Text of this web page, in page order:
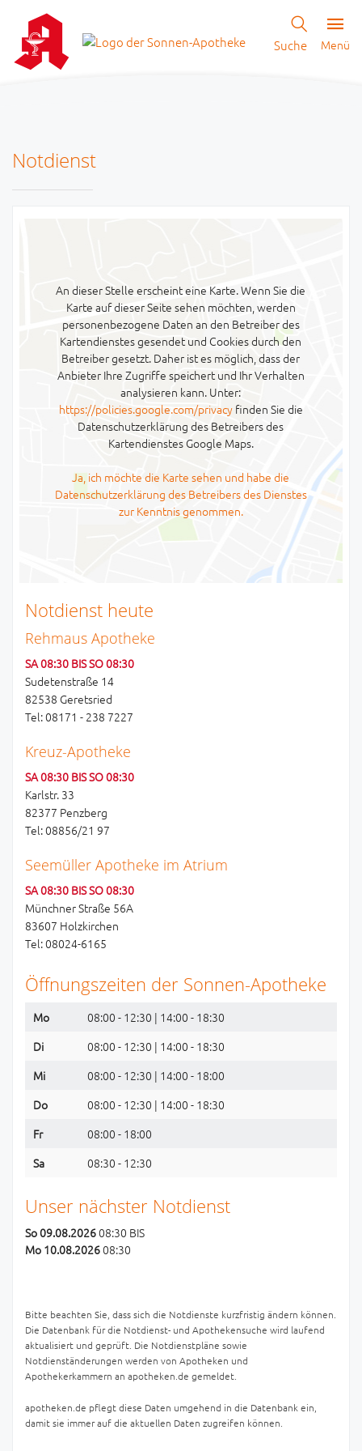
Suche Menü
Notdienst
An dieser Stelle erscheint eine Karte. Wenn Sie die
Karte auf dieser Seite sehen möchten, werden
personenbezogene Daten an den Betreiber des
Kartendienstes gesendet und Cookies durch den
Betreiber gesetzt. Daher ist es möglich, dass der
Anbieter Ihre Zugriffe speichert und Ihr Verhalten
analysieren kann. Unter:
https://policies.google.com/privacyfinden Sie die
Datenschutzerklärung des Betreibers des
Kartendienstes Google Maps.
Ja, ich möchte die Karte sehen und habe die
Datenschutzerklärung des Betreibers des Dienstes
zur Kenntnis genommen.
Notdienst heute
Rehmaus Apotheke
SA 08:30 BIS SO 08:30
Sudetenstraße 14
82538 Geretsried
Tel: 08171 - 238 7227
Kreuz-Apotheke
SA 08:30 BIS SO 08:30
Karlstr. 33
82377 Penzberg
Tel: 08856/21 97
Seemüller Apotheke im Atrium
SA 08:30 BIS SO 08:30
Münchner Straße 56A
83607 Holzkirchen
Tel: 08024-6165
Öffnungszeiten der Sonnen-Apotheke
Mo
08:00 - 12:30 | 14:00 - 18:30
Di
08:00 - 12:30 | 14:00 - 18:30
Mi
08:00 - 12:30 | 14:00 - 18:00
Do
08:00 - 12:30 | 14:00 - 18:30
Fr
08:00 - 18:00
Sa
08:30 - 12:30
Unser nächster Notdienst
So 09.08.202608:30 BIS
Mo 10.08.202608:30
Bitte beachten Sie, dass sich die Notdienste kurzfristig ändern können.
Die Datenbank für die Notdienst- und Apothekensuche wird laufend
aktualisiert und geprüft. Die Notdienstpläne sowie
Notdienständerungen werden von Apotheken und
Apothekerkammern an apotheken.de gemeldet.
apotheken.de pflegt diese Daten umgehend in die Datenbank ein,
damit sie immer auf die aktuellen Daten zugreifen können.